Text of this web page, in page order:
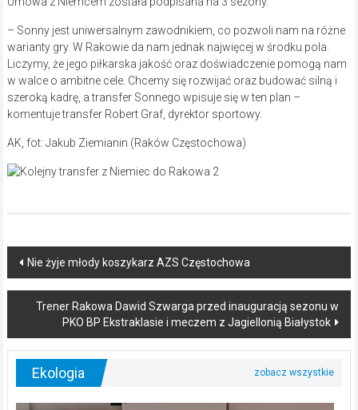
– Sonny jest uniwersalnym zawodnikiem, co pozwoli nam na różne
warianty gry. W Rakowie da nam jednak najwięcej w środku pola.
Liczymy, że jego piłkarska jakość oraz doświadczenie pomogą nam
w walce o ambitne cele. Chcemy się rozwijać oraz budować silną i
szeroką kadrę, a transfer Sonnego wpisuje się w ten plan –
komentuje transfer Robert Graf, dyrektor sportowy.
AK, fot: Jakub Ziemianin (Raków Częstochowa)
Post
navigation
Nie żyje młody koszykarz AZS Częstochowa
Trener Rakowa Dawid Szwarga przed inauguracją sezonu w
PKO BP Ekstraklasie i meczem z Jagiellonią Białystok
Ekologia